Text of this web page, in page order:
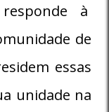
à
de
essas
unidade na